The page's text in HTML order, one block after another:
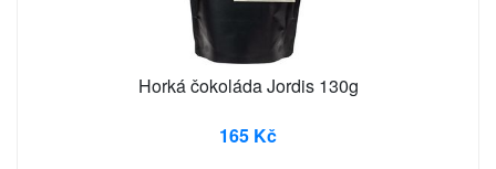
Horká čokoláda Jordis 130g
165 Kč